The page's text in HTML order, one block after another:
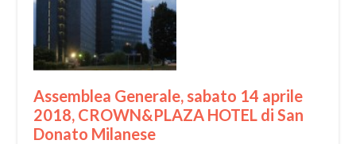
Assemblea Generale, sabato 14 aprile
2018, CROWN&PLAZA HOTEL di San
Donato Milanese